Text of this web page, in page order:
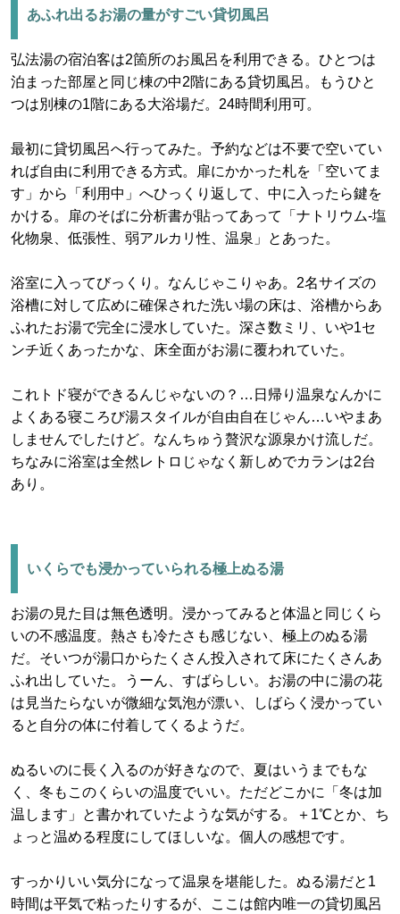
あふれ出るお湯の量がすごい貸切風呂
弘法湯の宿泊客は2箇所のお風呂を利用できる。ひとつは
泊まった部屋と同じ棟の中2階にある貸切風呂。もうひと
つは別棟の1階にある大浴場だ。24時間利用可。
最初に貸切風呂へ行ってみた。予約などは不要で空いてい
れば自由に利用できる方式。扉にかかった札を「空いてま
す」から「利用中」へひっくり返して、中に入ったら鍵を
かける。扉のそばに分析書が貼ってあって「ナトリウム-塩
化物泉、低張性、弱アルカリ性、温泉」とあった。
浴室に入ってびっくり。なんじゃこりゃあ。2名サイズの
浴槽に対して広めに確保された洗い場の床は、浴槽からあ
ふれたお湯で完全に浸水していた。深さ数ミリ、いや1セ
ンチ近くあったかな、床全面がお湯に覆われていた。
これトド寝ができるんじゃないの？…日帰り温泉なんかに
よくある寝ころび湯スタイルが自由自在じゃん…いやまあ
しませんでしたけど。なんちゅう贅沢な源泉かけ流しだ。
ちなみに浴室は全然レトロじゃなく新しめでカランは2台
あり。
いくらでも浸かっていられる極上ぬる湯
お湯の見た目は無色透明。浸かってみると体温と同じくら
いの不感温度。熱さも冷たさも感じない、極上のぬる湯
だ。そいつが湯口からたくさん投入されて床にたくさんあ
ふれ出していた。うーん、すばらしい。お湯の中に湯の花
は見当たらないが微細な気泡が漂い、しばらく浸かってい
ると自分の体に付着してくるようだ。
ぬるいのに長く入るのが好きなので、夏はいうまでもな
く、冬もこのくらいの温度でいい。ただどこかに「冬は加
温します」と書かれていたような気がする。＋1℃とか、ち
ょっと温める程度にしてほしいな。個人の感想です。
すっかりいい気分になって温泉を堪能した。ぬる湯だと1
時間は平気で粘ったりするが、ここは館内唯一の貸切風呂